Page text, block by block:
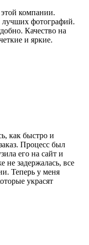
компании.
лучших фотографий.
Качество на
и яркие.
как быстро и
Процесс был
его на сайт и
не задержалась, все
Теперь у меня
украсят